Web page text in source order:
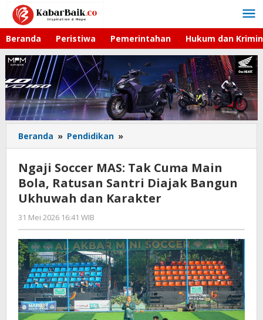
Lewati
konten
Beranda Peristiwa Pemerintahan Hukum dan
Beranda » Pendidikan »
Soccer
MAS:
Tak
Cuma
Main
Diajak
Bangun
Ukhuwah
dan
Karakter
Ngaji Soccer MAS: Tak Cuma Main
Bola, Ratusan Santri Diajak Bangun
Ukhuwah dan Karakter
31 Mei 2026 16:41 WIB
Hardy